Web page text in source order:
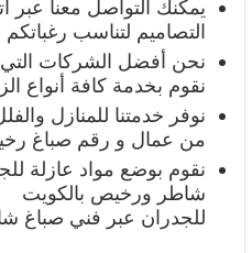
يمكنك التواصل معنا
التصاميم لتناسب رغباتكم
نحن أفضل الشركات التي
نقوم بخدمة كافة أنواع
نوفر خدمتنا للمنازل
من عمال و رقم صباغ
نقوم بوضع مواد عازلة
شاطر ورخيص بالكويت
للجدران عبر فني صباغ